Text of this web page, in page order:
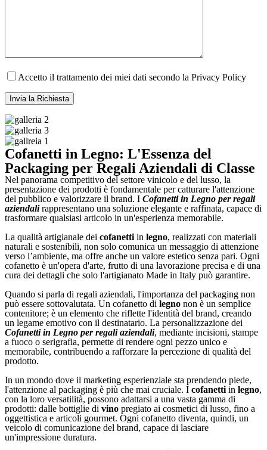
Accetto il trattamento dei miei dati secondo la Privacy Policy
Cofanetti in Legno: L'Essenza del
Packaging per Regali Aziendali di Classe
Nel panorama competitivo del settore vinicolo e del lusso, la
presentazione dei prodotti è fondamentale per catturare l'attenzione
del pubblico e valorizzare il brand. I Cofanetti in Legno per regali
aziendalirappresentano una soluzione elegante e raffinata, capace di
trasformare qualsiasi articolo in un'esperienza memorabile.
La qualità artigianale dei cofanetti in legno, realizzati con materiali
naturali e sostenibili, non solo comunica un messaggio di attenzione
verso l’ambiente, ma offre anche un valore estetico senza pari. Ogni
cofanetto è un'opera d'arte, frutto di una lavorazione precisa e di una
cura dei dettagli che solo l'artigianato Made in Italy può garantire.
Quando si parla di regali aziendali, l'importanza del packaging non
può essere sottovalutata. Un cofanetto di legno non è un semplice
contenitore; è un elemento che riflette l'identità del brand, creando
un legame emotivo con il destinatario. La personalizzazione dei
Cofanetti in Legno per regali aziendali, mediante incisioni, stampe
a fuoco o serigrafia, permette di rendere ogni pezzo unico e
memorabile, contribuendo a rafforzare la percezione di qualità del
prodotto.
In un mondo dove il marketing esperienziale sta prendendo piede,
l'attenzione al packaging è più che mai cruciale. I cofanetti in legno,
con la loro versatilità, possono adattarsi a una vasta gamma di
prodotti: dalle bottiglie di vino pregiato ai cosmetici di lusso, fino a
oggettistica e articoli gourmet. Ogni cofanetto diventa, quindi, un
veicolo di comunicazione del brand, capace di lasciare
un'impressione duratura.